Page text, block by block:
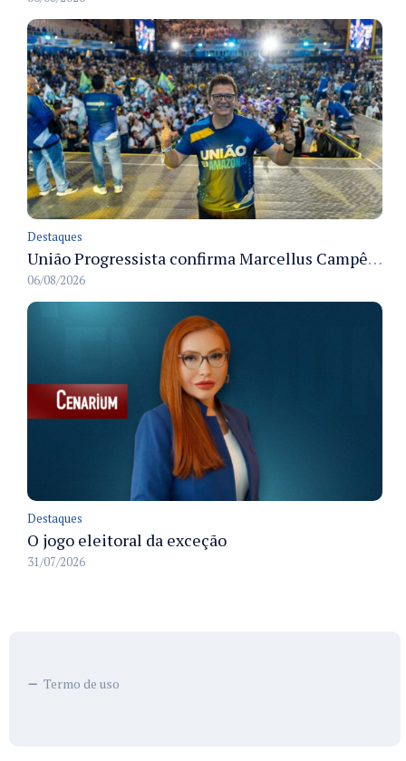
Destaques
União Progressista confirma Marcellus Campêlo como candidato a deputado estadual
06/08/2026
Destaques
O jogo eleitoral da exceção
31/07/2026
Termo de uso